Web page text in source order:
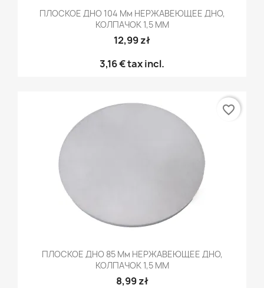
ПЛОСКОЕ ДНО 104 Мм НЕРЖАВЕЮЩЕЕ ДНО,
КОЛПАЧОК 1,5 ММ
12,99 zł
3,16 €tax incl.
ПЛОСКОЕ ДНО 85 Мм НЕРЖАВЕЮЩЕЕ ДНО,
КОЛПАЧОК 1,5 ММ
8,99 zł
favorite_border